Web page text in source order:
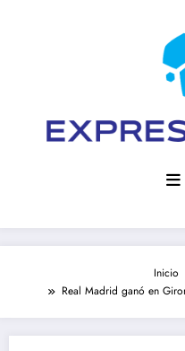
Inicio
Real Madrid ganó en